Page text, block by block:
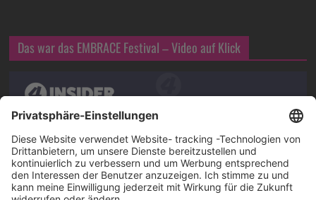
Das war das EMBRACE Festival – Video auf Klick